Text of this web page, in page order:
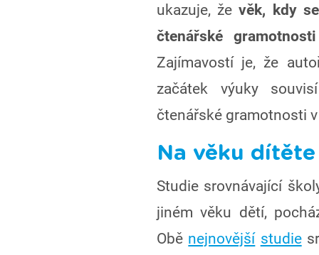
ukazuje, ževěk, kdy
čtenářské
Zajímavostí je, že
začátek výuky
čtenářské gramotnosti
Na věku
Studie srovnávající
jiném věku dětí,
Obě nejnovější studie